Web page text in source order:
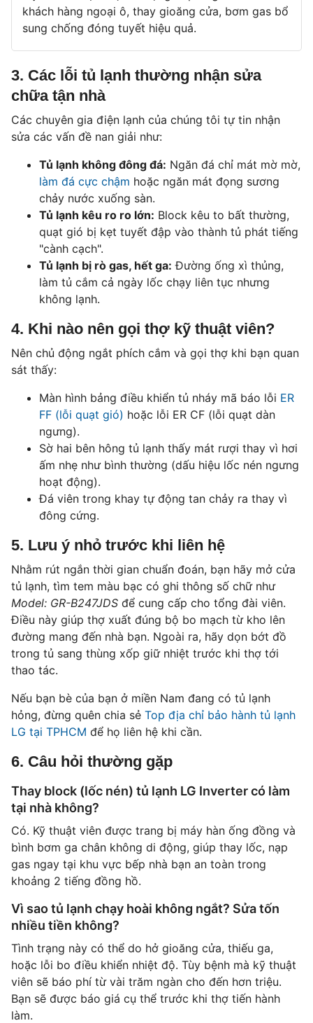
khách hàng ngoại ô, thay gioăng cửa, bơm gas bổ
sung chống đóng tuyết hiệu quả.
3. Các lỗi tủ lạnh thường nhận sửa
chữa tận nhà
Các chuyên gia điện lạnh của chúng tôi tự tin nhận
sửa các vấn đề nan giải như:
Tủ lạnh không đông đá: Ngăn đá chỉ mát mờ mờ,
làm đá cực chậm hoặc ngăn mát đọng sương
chảy nước xuống sàn.
Tủ lạnh kêu ro ro lớn: Block kêu to bất thường,
quạt gió bị kẹt tuyết đập vào thành tủ phát tiếng
"cành cạch".
Tủ lạnh bị rò gas, hết ga: Đường ống xì thủng,
làm tủ cắm cả ngày lốc chạy liên tục nhưng
không lạnh.
4. Khi nào nên gọi thợ kỹ thuật viên?
Nên chủ động ngắt phích cắm và gọi thợ khi bạn quan
sát thấy:
Màn hình bảng điều khiển tủ nháy mã báo lỗi ER
FF (lỗi quạt gió) hoặc lỗi ER CF (lỗi quạt dàn
ngưng).
Sờ hai bên hông tủ lạnh thấy mát rượi thay vì hơi
ấm nhẹ như bình thường (dấu hiệu lốc nén ngưng
hoạt động).
Đá viên trong khay tự động tan chảy ra thay vì
đông cứng.
5. Lưu ý nhỏ trước khi liên hệ
Nhằm rút ngắn thời gian chuẩn đoán, bạn hãy mở cửa
tủ lạnh, tìm tem màu bạc có ghi thông số chữ như
Model: GR-B247JDS để cung cấp cho tổng đài viên.
Điều này giúp thợ xuất đúng bộ bo mạch từ kho lên
đường mang đến nhà bạn. Ngoài ra, hãy dọn bớt đồ
trong tủ sang thùng xốp giữ nhiệt trước khi thợ tới
thao tác.
Nếu bạn bè của bạn ở miền Nam đang có tủ lạnh
hỏng, đừng quên chia sẻ Top địa chỉ bảo hành tủ lạnh
LG tại TPHCM để họ liên hệ khi cần.
6. Câu hỏi thường gặp
Thay block (lốc nén) tủ lạnh LG Inverter có làm
tại nhà không?
Có. Kỹ thuật viên được trang bị máy hàn ống đồng và
bình bơm ga chân không di động, giúp thay lốc, nạp
gas ngay tại khu vực bếp nhà bạn an toàn trong
khoảng 2 tiếng đồng hồ.
Vì sao tủ lạnh chạy hoài không ngắt? Sửa tốn
nhiều tiền không?
Tình trạng này có thể do hở gioăng cửa, thiếu ga,
hoặc lỗi bo điều khiển nhiệt độ. Tùy bệnh mà kỹ thuật
viên sẽ báo phí từ vài trăm ngàn cho đến hơn triệu.
Bạn sẽ được báo giá cụ thể trước khi thợ tiến hành
làm.